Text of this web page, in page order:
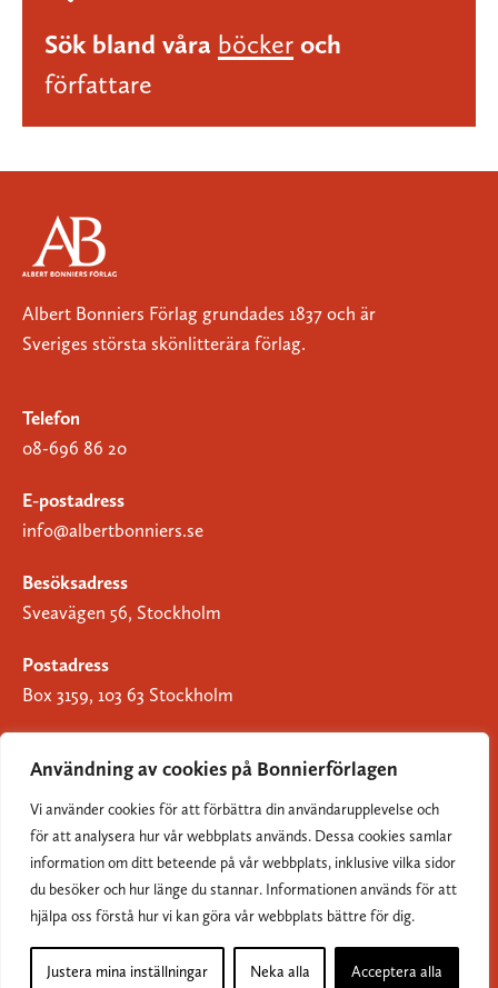
Användning av cookies på Bonnierförlagen
Vi använder cookies för att förbättra din användarupplevelse och
för att analysera hur vår webbplats används. Dessa cookies samlar
information om ditt beteende på vår webbplats, inklusive vilka sidor
du besöker och hur länge du stannar. Informationen används för att
hjälpa oss förstå hur vi kan göra vår webbplats bättre för dig.
Justera mina inställningar Neka alla Acceptera alla
Sök bland våra böcker och
författare
Albert Bonniers Förlag grundades 1837 och är
Sveriges största skönlitterära förlag.
Telefon
08-696 86 20
E-postadress
info@albertbonniers.se
Besöksadress
Sveavägen 56, Stockholm
Postadress
Box 3159, 103 63 Stockholm
Om Bonnierförlagen
Cookies
Integritetspolicy